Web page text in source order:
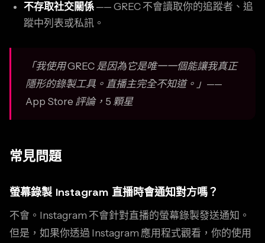
不存取社交關係 —— GREC 不會讀取你的追蹤者、追
蹤中列表或私訊。
「我使用 GREC 是因為它是唯一一個能讓我真正
隱形的錄製工具。直播主完全不知道。」——
App Store 評論，5 顆星
常見問題
螢幕錄製 Instagram 直播時會通知對方嗎？
不會。Instagram 不會針對直播的螢幕錄製發送通知。
但是，如果你透過 Instagram 應用程式觀看，你的使用